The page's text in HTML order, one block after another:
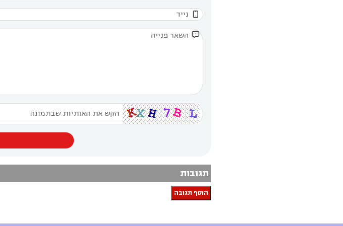


תגובות
הוסף תגובה